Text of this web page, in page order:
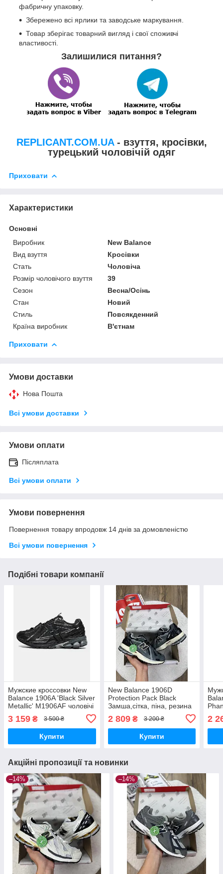
фабричну упаковку.
Збережено всі ярлики та заводське маркування.
Товар зберігає товарний вигляд і свої споживчі
властивості.
Залишилися питання?
REPLICANT.COM.UA - взуття, кросівки,
турецький чоловічій одяг
Приховати
Характеристики
Основні
Виробник
New Balance
Вид взуття
Кросівки
Стать
Чоловіча
Розмір чоловічого взуття
39
Сезон
Весна/Осінь
Стан
Новий
Стиль
Повсякденний
Країна виробник
В'єтнам
Приховати
Умови доставки
Нова Пошта
Всі умови доставки
Умови оплати
Післяплата
Всі умови оплати
Умови повернення
Повернення товару впродовж 14 днів за домовленістю
Всі умови повернення
Подібні товари компанії
Мужские кроссовки New
Balance 1906A 'Black Silver
Metallic' M1906AF чоловічі
3 159 ₴ 3 500 ₴
Купити
New Balance 1906D
Protection Pack Black
Замша,сітка, піна, резина
2 809₴ 3 200 ₴
Купити
2
Акційні пропозиції та новинки
–14% –14%